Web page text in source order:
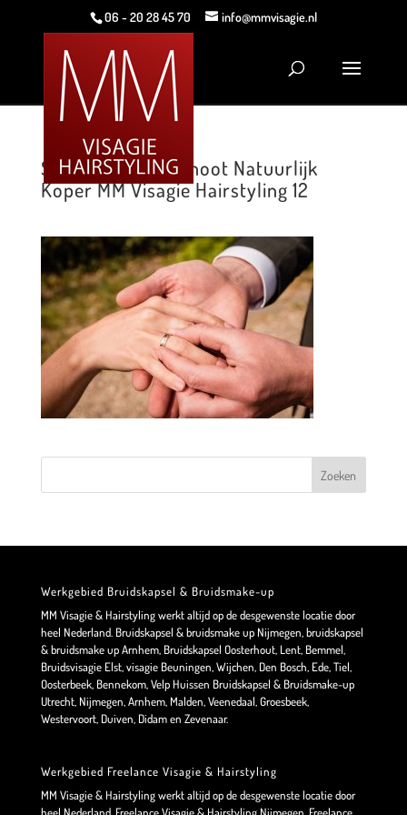
06 - 20 28 45 70 info@mmvisagie.nl
Styled Wedding Shoot Natuurlijk
Koper MM Visagie Hairstyling 12
Werkgebied Bruidskapsel & Bruidsmake-up
MM Visagie & Hairstyling werkt altijd op de desgewenste locatie door
heel Nederland. Bruidskapsel & bruidsmake up Nijmegen, bruidskapsel
& bruidsmake up Arnhem, Bruidskapsel Oosterhout, Lent, Bemmel,
Bruidsvisagie Elst, visagie Beuningen, Wijchen, Den Bosch, Ede, Tiel,
Oosterbeek, Bennekom, Velp Huissen Bruidskapsel & Bruidsmake-up
Utrecht, Nijmegen, Arnhem, Malden, Veenedaal, Groesbeek,
Westervoort, Duiven, Didam en Zevenaar.
Werkgebied Freelance Visagie & Hairstyling
MM Visagie & Hairstyling werkt altijd op de desgewenste locatie door